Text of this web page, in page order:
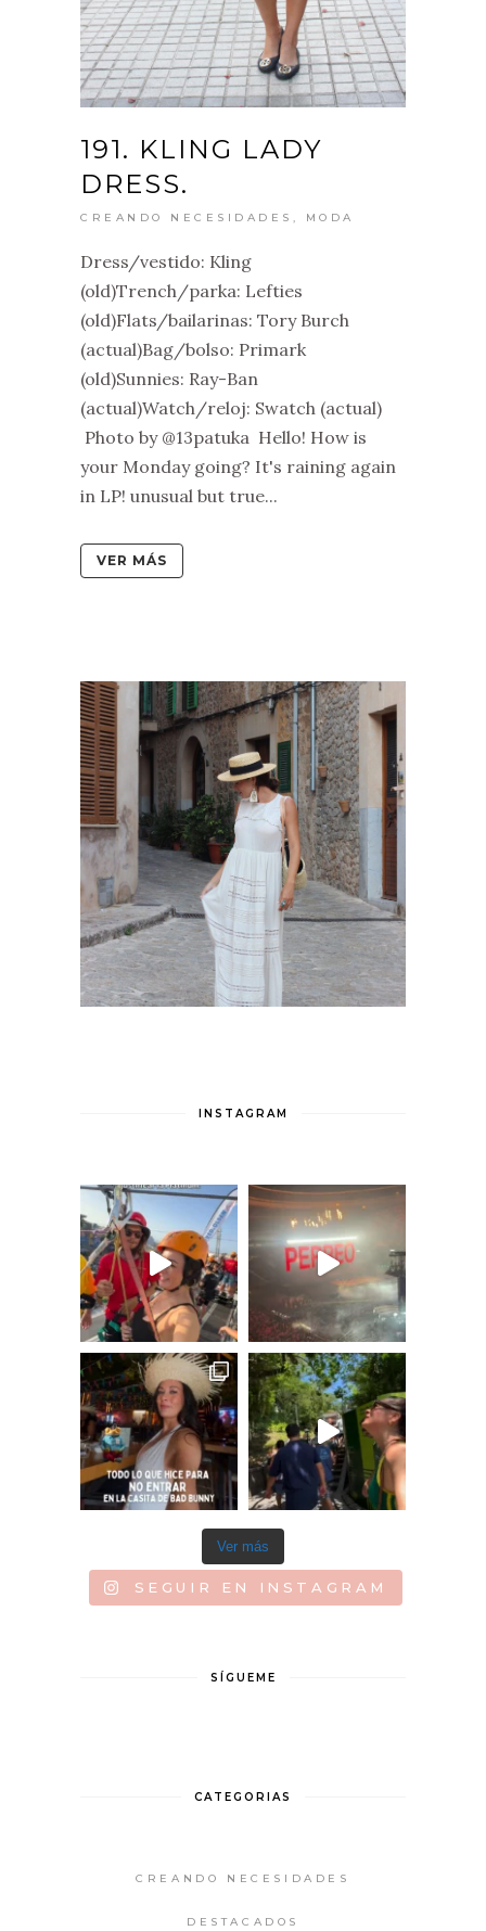
191. KLING LADY
DRESS.
CREANDO NECESIDADES , MODA
Dress/vestido: Kling
(old)Trench/parka: Lefties
(old)Flats/bailarinas: Tory Burch
(actual)Bag/bolso: Primark
(old)Sunnies: Ray-Ban
(actual)Watch/reloj: Swatch (actual)
Photo by @13patuka Hello! How is
your Monday going? It's raining again
in LP! unusual but true...
VER MÁS
INSTAGRAM
Ver más
SEGUIR EN INSTAGRAM
SÍGUEME
CATEGORIAS
CREANDO NECESIDADES
DESTACADOS